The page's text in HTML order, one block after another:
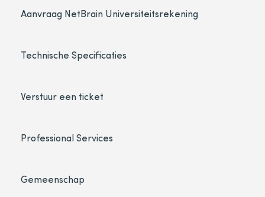
Aanvraag NetBrain Universiteitsrekening
Technische Specificaties
Verstuur een ticket
Professional Services
Gemeenschap